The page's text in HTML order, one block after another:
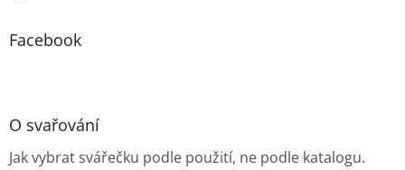
Facebook
O svařování
Jak vybrat svářečku podle použití, ne podle katalogu.